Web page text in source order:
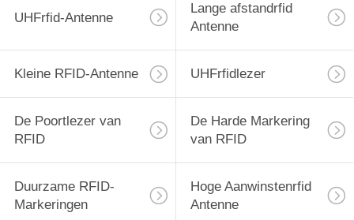
UHFrfid-Antenne
Lange afstandrfid
Antenne
Kleine RFID-Antenne UHFrfidlezer
De Poortlezer van
RFID
De Harde Markering
van RFID
Duurzame RFID-
Markeringen
Hoge Aanwinstenrfid
Antenne